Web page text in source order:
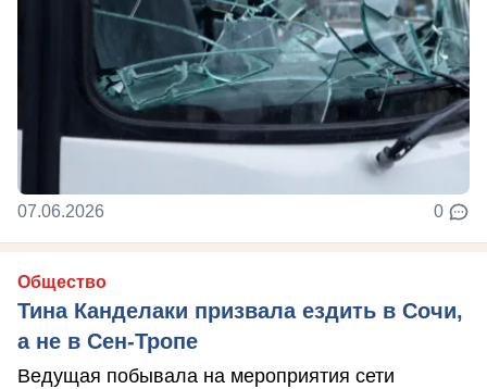
07.06.2026 0
Общество
Тина Канделаки призвала ездить в Сочи,
а не в Сен-Тропе
Ведущая побывала на мероприятия сети